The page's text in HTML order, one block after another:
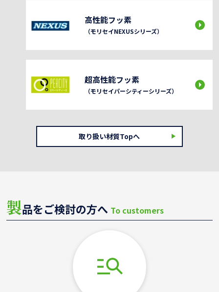
高性能フッ素
（モリセイNEXUSシリーズ）
超高性能フッ素
（モリセイパーシティーシリーズ）
取り扱い材質Topへ
製品をご検討の方へ To customers